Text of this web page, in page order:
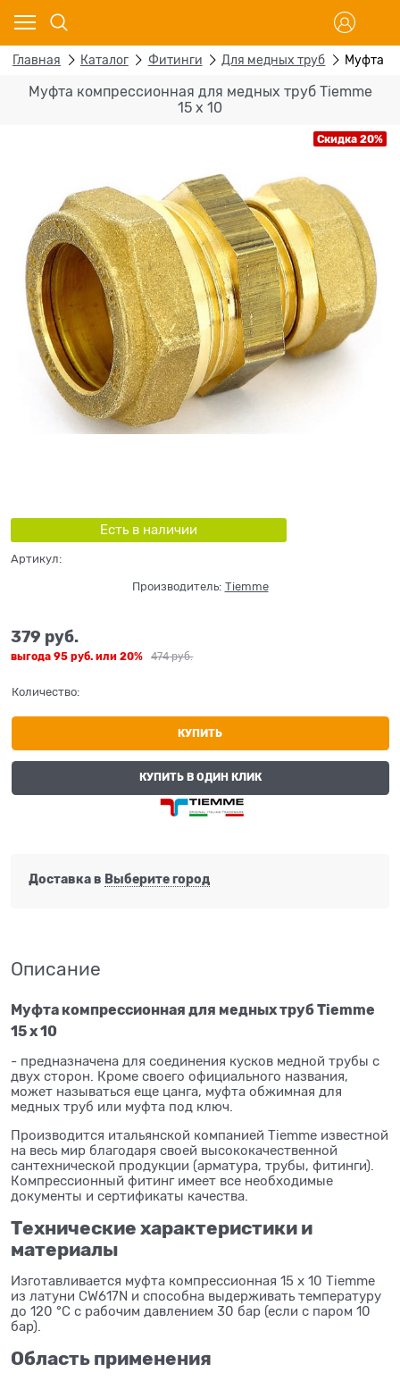
Главная Каталог Фитинги Для медных труб Муфта
Муфта компрессионная для медных труб Tiemme
15 х 10
Скидка 20%
Есть в наличии
Артикул:
Производитель: Tiemme
474 руб.
379 руб.
выгода 95 руб. или 20%
Количество:
КУПИТЬ
КУПИТЬ В ОДИН КЛИК
Доставка в Выберите город
Описание
Муфта компрессионная для медных труб Tiemme
15 x 10
- предназначена для соединения кусков медной трубы с
двух сторон. Кроме своего официального названия,
может называться еще цанга, муфта обжимная для
медных труб или муфта под ключ.
Производится итальянской компанией Tiemme известной
на весь мир благодаря своей высококачественной
сантехнической продукции (арматура, трубы, фитинги).
Компрессионный фитинг имеет все необходимые
документы и сертификаты качества.
Технические характеристики и
материалы
Изготавливается муфта компрессионная 15 x 10 Tiemme
из латуни CW617N и способна выдерживать температуру
до 120 °C с рабочим давлением 30 бар (если с паром 10
бар).
Область применения